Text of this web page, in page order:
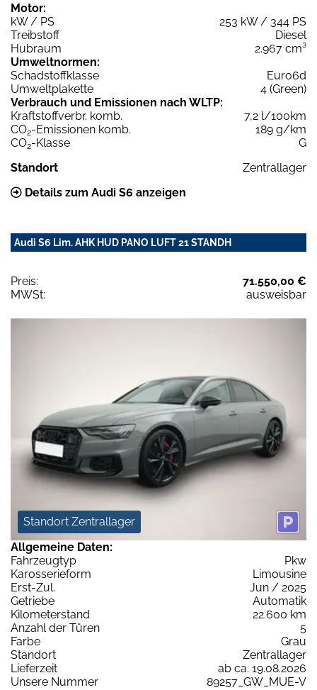
Motor:
kW / PS
253 kW / 344 PS
Treibstoff
Diesel
Hubraum
2.967 cm³
Umweltnormen:
Schadstoffklasse
Euro6d
Umweltplakette
4 (Green)
Verbrauch und Emissionen nach WLTP:
Kraftstoffverbr. komb.
7,2 l/100km
CO2-Emissionen komb.
189 g/km
CO2-Klasse
G
Standort
Zentrallager
Details zum Audi S6 anzeigen
Audi S6 Lim. AHK HUD PANO LUFT 21 STANDH
Preis:
71.550,00 €
MWSt:
ausweisbar
Standort Zentrallager
Allgemeine Daten:
Fahrzeugtyp
Pkw
Karosserieform
Limousine
Erst-Zul.
Jun / 2025
Getriebe
Automatik
Kilometerstand
22.600 km
Anzahl der Türen
5
Farbe
Grau
Standort
Zentrallager
Lieferzeit
ab ca. 19.08.2026
Unsere Nummer
89257_GW_MUE-V